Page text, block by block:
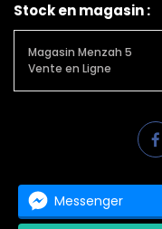
Stock en magasin :
Magasin Menzah 5
Vente en Ligne
Messenger